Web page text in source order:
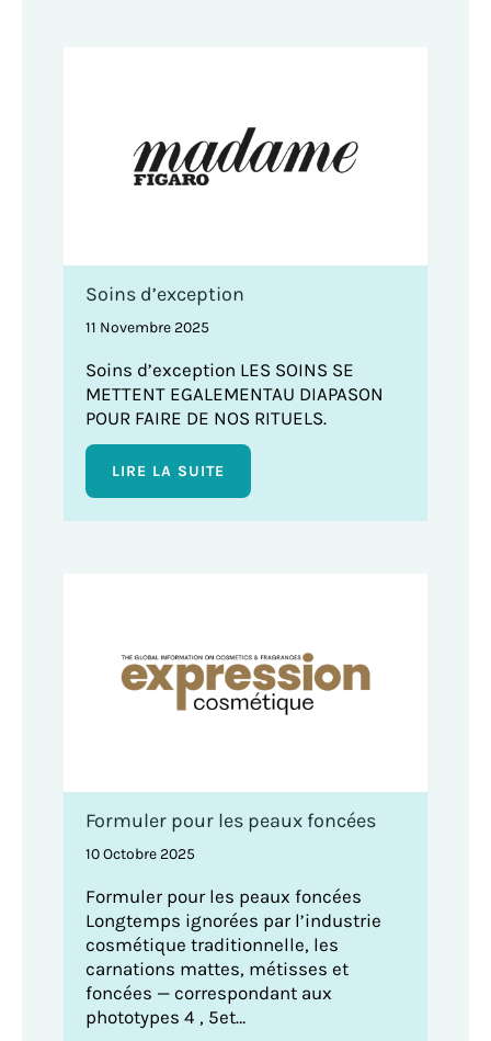
Soins d’exception
11 Novembre 2025
Soins d’exception LES SOINS SE
METTENT EGALEMENTAU DIAPASON
POUR FAIRE DE NOS RITUELS.
LIRE LA SUITE
Formuler pour les peaux foncées
10 Octobre 2025
Formuler pour les peaux foncées
Longtemps ignorées par l’industrie
cosmétique traditionnelle, les
carnations mattes, métisses et
foncées — correspondant aux
phototypes 4 , 5et…